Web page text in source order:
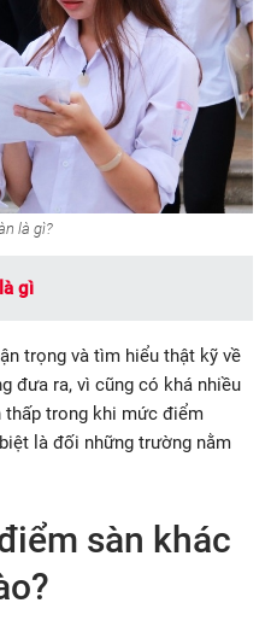
là gì?
gì
trọng và tìm hiểu thật kỹ về
đưa ra, vì cũng có khá nhiều
thấp trong khi mức điểm
là đối những trường nằm
sàn khác